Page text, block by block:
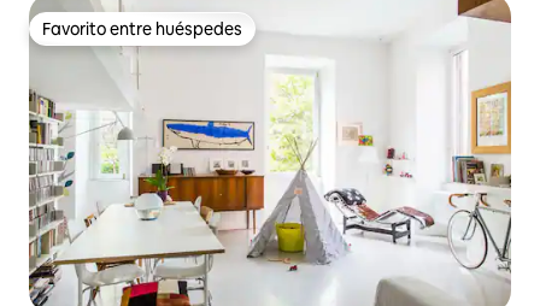
Favorito entre huéspedes
Favorito entre huéspedes